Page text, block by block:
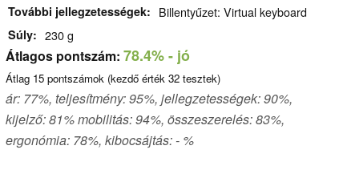
További jellegzetességek Billentyűzet: Virtual keyboard
Súly 230 g
Átlagos pontszám: 78.4%- jó
Átlag 15 pontszámok (kezdő érték 32 tesztek)
ár: 77%, teljesítmény: 95%, jellegzetességek: 90%,
kijelző: 81% mobilitás: 94%, összeszerelés: 83%,
ergonómia: 78%, kibocsájtás: - %